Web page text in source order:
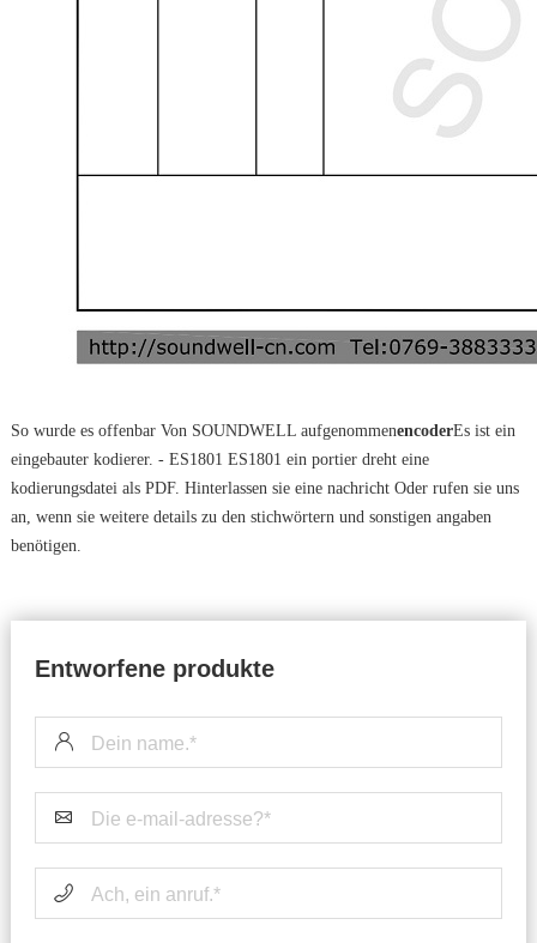
So wurde es offenbar Von SOUNDWELL aufgenommenencoderEs ist ein
eingebauter kodierer. - ES1801 ES1801 ein portier dreht eine
kodierungsdatei als PDF. Hinterlassen sie eine nachricht Oder rufen sie uns
an, wenn sie weitere details zu den stichwörtern und sonstigen angaben
benötigen.
Entworfene produkte